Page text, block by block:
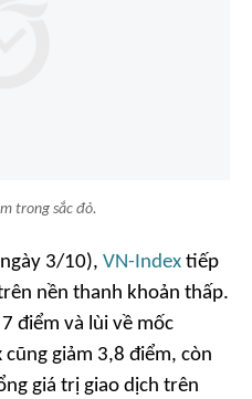
trong sắc đỏ.
3/10), VN-Index tiếp
nền thanh khoản thấp.
điểm và lùi về mốc
giảm 3,8 điểm, còn
giá trị giao dịch trên